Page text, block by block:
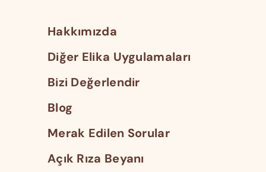
Hakkımızda
Diğer Elika Uygulamaları
Bizi Değerlendir
Blog
Merak Edilen Sorular
Açık Rıza Beyanı